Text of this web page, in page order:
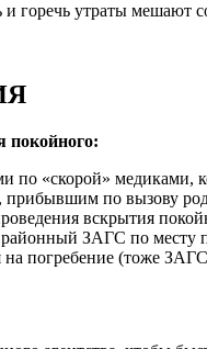
и горечь утраты
покойного:
«скорой» медиками,
по вызову
вскрытия
районный ЗАГС по месту
на погребение (тоже